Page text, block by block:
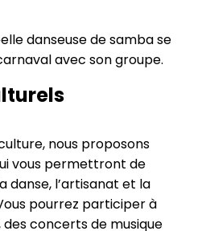
nous proposons
vous permettront de
danse, l’artisanat et la
pourrez participer à
des concerts de musique